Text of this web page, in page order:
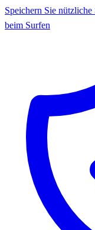
Speichern Sie
beim Surfen